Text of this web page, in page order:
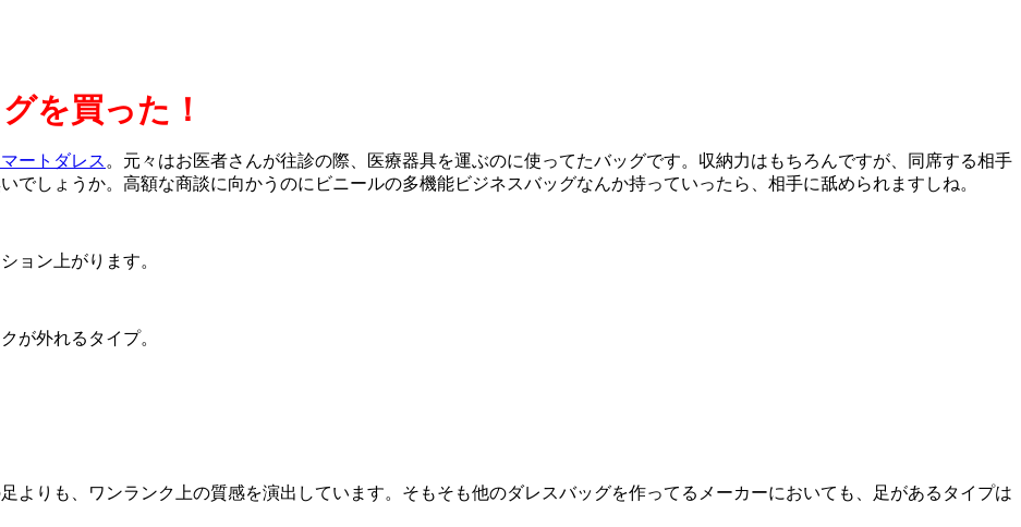
を買った！
ートダレス 。元々はお医者さんが往診の際、医療器具を運ぶのに使ってたバッグです。収納力はもちろんですが、同席する相手
でしょうか。高額な商談に向かうのにビニールの多機能ビジネスバッグなんか持っていったら、相手に舐められますしね。
ョン上がります。
が外れるタイプ。
よりも、ワンランク上の質感を演出しています。そもそも他のダレスバッグを作ってるメーカーにおいても、足があるタイプは